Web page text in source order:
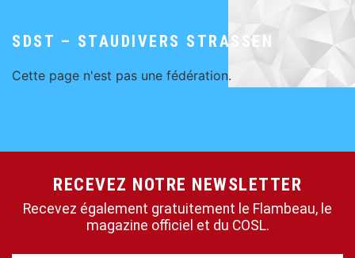
SDST – STAUDIVERS STRASSEN
Cette page n'est pas une fédération.
RECEVEZ NOTRE NEWSLETTER
Recevez également gratuitement le Flambeau, le
magazine officiel et du COSL.